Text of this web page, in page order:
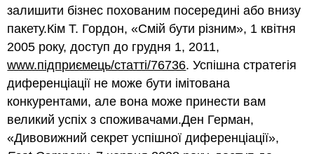
залишити бізнес похованим посередині або внизу
пакету.Кім Т. Гордон, «Смій бути різним», 1 квітня
2005 року, доступ до грудня 1, 2011,
www.підприємець/статті/76736. Успішна стратегія
диференціації не може бути імітована
конкурентами, але вона може принести вам
великий успіх з споживачами.Ден Герман,
«Дивовижний секрет успішної диференціації»,